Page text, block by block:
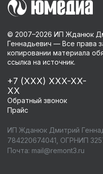
© 2007–2026 ИП Жданюк
Геннадьевич — Все права
копировании материала
ссылка на источник.
+7 (XXX) XXX-XX-
XX
Обратный звонок
Прайс
ИП Жданюк Дмитрий
784220674041, ОГРНИП
Почта: mail@remont3.ru